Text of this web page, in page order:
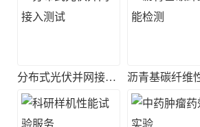
分布式光伏并网接入测试